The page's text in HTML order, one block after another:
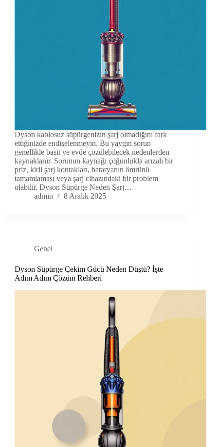
Dyson kablosuz süpürgenizin şarj olmadığını fark
ettiğinizde endişelenmeyin. Bu yaygın sorun
genellikle basit ve evde çözülebilecek nedenlerden
kaynaklanır. Sorunun kaynağı çoğunlukla arızalı bir
priz, kirli şarj kontakları, bataryanın ömrünü
tamamlaması veya şarj cihazındaki bir problem
olabilir. Dyson Süpürge Neden Şarj…
admin
8 Aralık 2025
Genel
Dyson Süpürge Çekim Gücü Neden Düştü? İşte
Adım Adım Çözüm Rehberi